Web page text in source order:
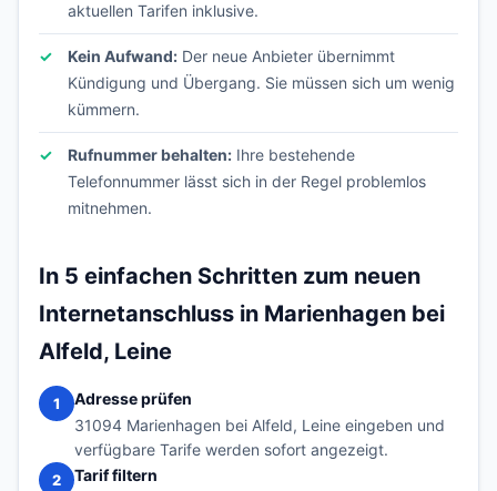
aktuellen Tarifen inklusive.
Kein Aufwand: Der neue Anbieter übernimmt
Kündigung und Übergang. Sie müssen sich um wenig
kümmern.
Rufnummer behalten: Ihre bestehende
Telefonnummer lässt sich in der Regel problemlos
mitnehmen.
In 5 einfachen Schritten zum neuen
Internetanschluss in Marienhagen bei
Alfeld, Leine
1
Adresse prüfen
31094 Marienhagen bei Alfeld, Leine eingeben und
verfügbare Tarife werden sofort angezeigt.
2
Tarif filtern